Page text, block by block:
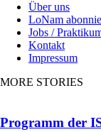
Über uns
LoNam
Jobs /
Kontakt
Impressum
MORE STORIES
Programm der